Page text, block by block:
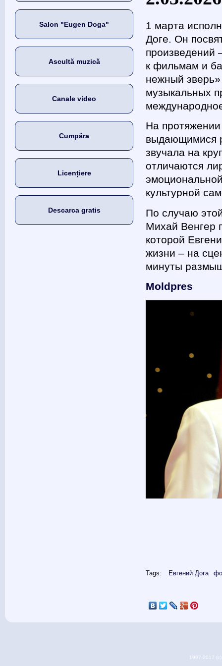
Salon "Eugen Doga"
Ascultă muzică
Canale video
Cumpăra
Licențiere
Descarca gratis
1 марта
Доге. Он
произведений
к фильмам и
нежный
музыкальных
На
выдающимися
звучала на
отличаются
культурной
По случаю
Михай Венгер
которой
жизни – на
минуты
Moldpres
Tags: Евгений Дога
1997-2017